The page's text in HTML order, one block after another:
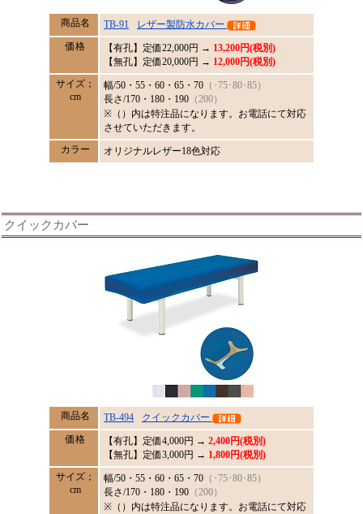
商品名 TB-91
レザー製防水カバー
価格
【有孔】定価22,000円 → 13,200円(税別)
【無孔】定価20,000円 → 12,000円(税別)
サイズ；
cm
幅/50・55・60・65・70 （･75･80･85）
長さ/170・180・190 （200）
※（）内は特注品になります。お電話にて対応
させていただきます。
カラー
オリジナルレザー18色対応
クイックカバー
商品名 TB-494
クイックカバー
価格
【有孔】定価4,000円 → 2,400円(税別)
【無孔】定価3,000円 → 1,800円(税別)
サイズ；
cm
幅/50・55・60・65・70 （･75･80･85）
長さ/170・180・190 （200）
※（）内は特注品になります。お電話にて対応